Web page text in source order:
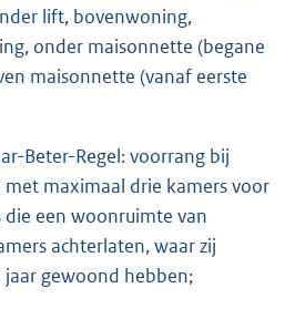
lift, bovenwoning,
onder maisonnette (begane
maisonnette (vanaf eerste
Beter-Regel: voorrang bij
maximaal drie kamers voor
een woonruimte van
achterlaten, waar zij
gewoond hebben;